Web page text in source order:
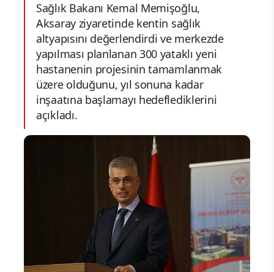
Sağlık Bakanı Kemal Memişoğlu,
Aksaray ziyaretinde kentin sağlık
altyapısını değerlendirdi ve merkezde
yapılması planlanan 300 yataklı yeni
hastanenin projesinin tamamlanmak
üzere olduğunu, yıl sonuna kadar
inşaatına başlamayı hedeflediklerini
açıkladı.